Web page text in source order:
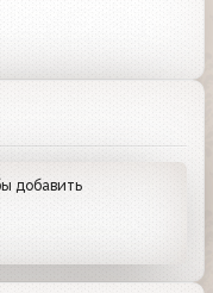
добавить